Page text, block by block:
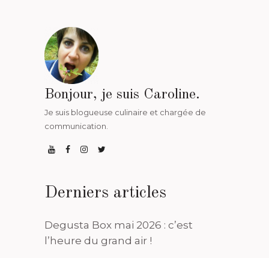
Bonjour, je suis Caroline.
Je suis blogueuse culinaire et chargée de
communication.
Derniers articles
Degusta Box mai 2026 : c’est
l’heure du grand air !